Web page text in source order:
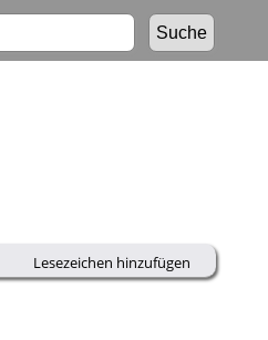
Lesezeichen hinzufügen